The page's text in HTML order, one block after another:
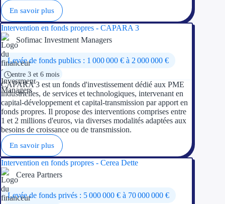
Réduction
Aides Fiscales et
Crédits &
Aides Urssaf
En savoir plus
Intervention en fonds propres - CAPARA 3
Sofimac Investment Managers
Levée de fonds publics : 1 000 000 € à 2 000 000 €
entre 3 et 6 mois
CAPARA 3 est un fonds d'investissement dédié aux PME
industrielles, de services et technologiques, intervenant en
capital-développement et capital-transmission par apport en
fonds propres. Il propose des interventions comprises entre
1 et 2 millions d'euros, via diverses modalités adaptées aux
besoins de croissance ou de transmission.
En savoir plus
Intervention en fonds propres - Cerea Dette
Cerea Partners
Levée de fonds privés : 5 000 000 € à 70 000 000 €